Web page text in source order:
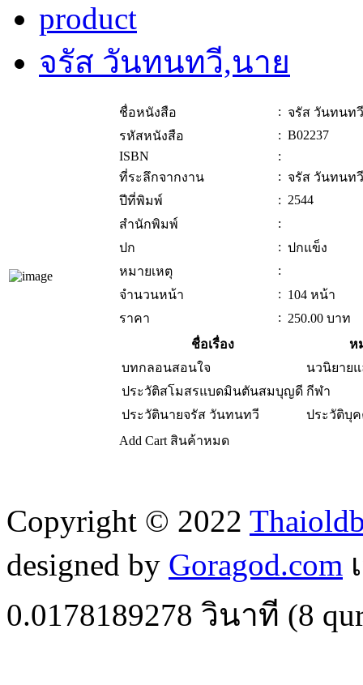
product
จรัส วันทนทวี,นาย
ชื่อหนังสือ : จรัส วันทนท
รหัสหนังสือ
: B02237
ISBN
:
ที่ระลึกจากงาน
: จรัส วันทนท
ปีที่พิมพ์
: 2544
สำนักพิมพ์
:
ปก
: ปกแข็ง
หมายเหตุ
:
จำนวนหน้า
: 104 หน้า
ราคา
: 250.00 บาท
ชื่อเรื่อง
ห
บทกลอนสอนใจ
นวนิยาย
ประวัติสโมสรแบดมินตันสมบุญดี กีฬา
ประวัตินายจรัส วันทนทวี
ประวัติบุ
Add Cart สินค้าหมด
Copyright © 2022
designed by Goragod.com
0.0178189278 วินาที (8